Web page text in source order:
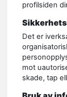
profilsiden
Det er
mot
skade, tap